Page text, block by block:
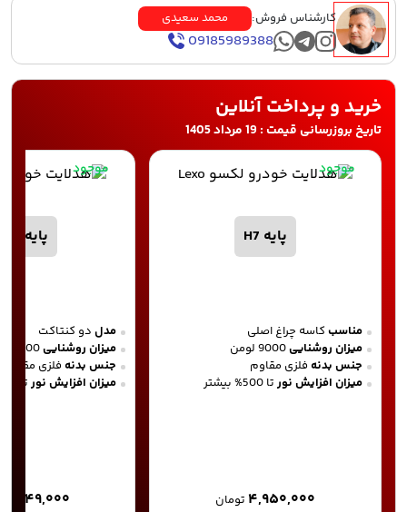
کارشناس فروش: محمد سعیدی
09185989388
خرید و پرداخت آنلاین
تاریخ بروزرسانی قیمت : 19 مرداد 1405
موجود
پایه H7
مناسب کاسه چراغ اصلی
میزان روشنایی
جنس بدنه فلزی مقاوم
میزان افزایش نور تا 500% بیشتر
۴,۹۵۰,۰۰۰ تومان
موجود
پایه H4-2
مدل دو کنتاکت
میزان روشنایی9000 لومن
جنس بدنه فلزی مقاوم
میزان افزایش نور تا 500% بیشتر
۵,۳۴۹,۰۰۰